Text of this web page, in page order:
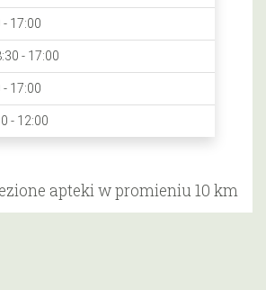
17:00
- 17:00
- 17:00
- 12:00
apteki w promieniu 10 km